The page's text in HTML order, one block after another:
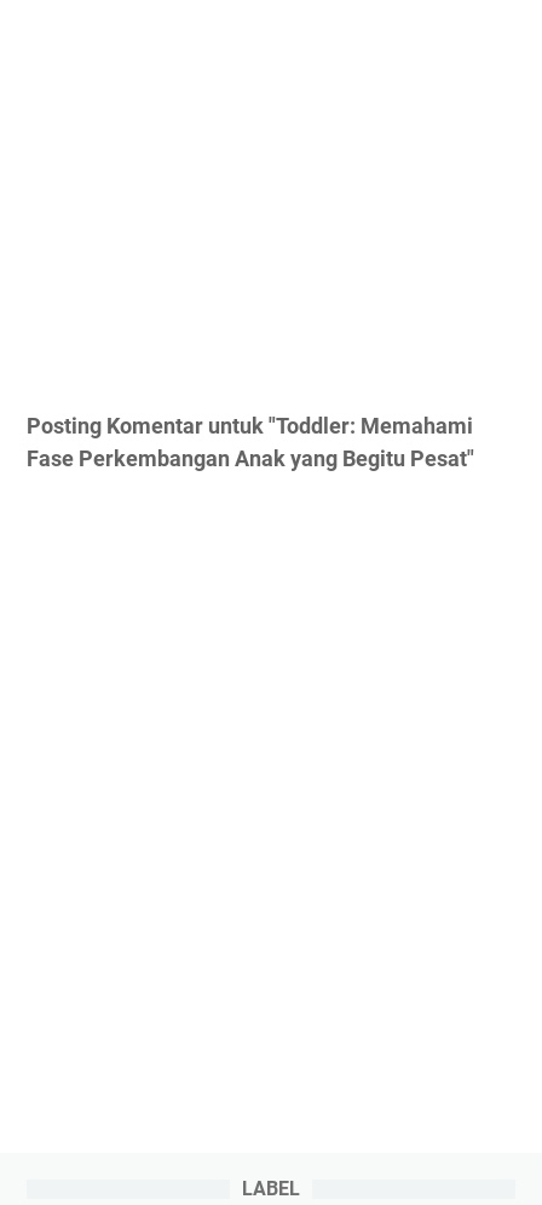
Posting Komentar untuk "Toddler: Memahami
Fase Perkembangan Anak yang Begitu Pesat"
LABEL